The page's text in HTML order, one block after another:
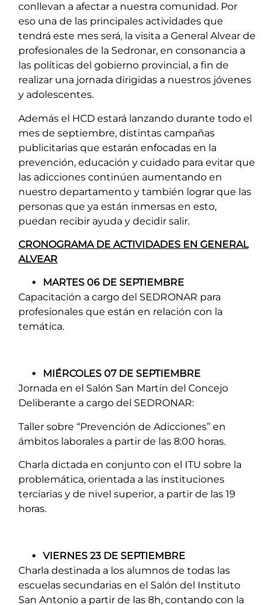
conllevan a afectar a nuestra comunidad. Por
eso una de las principales actividades que
tendrá este mes será, la visita a General Alvear de
profesionales de la Sedronar, en consonancia a
las políticas del gobierno provincial, a fin de
realizar una jornada dirigidas a nuestros jóvenes
y adolescentes.
Además el HCD estará lanzando durante todo el
mes de septiembre, distintas campañas
publicitarias que estarán enfocadas en la
prevención, educación y cuidado para evitar que
las adicciones continúen aumentando en
nuestro departamento y también lograr que las
personas que ya están inmersas en esto,
puedan recibir ayuda y decidir salir.
CRONOGRAMA DE ACTIVIDADES EN GENERAL
ALVEAR
MARTES 06 DE SEPTIEMBRE
Capacitación a cargo del SEDRONAR para
profesionales que están en relación con la
temática.
MIÉRCOLES 07 DE SEPTIEMBRE
Jornada en el Salón San Martín del Concejo
Deliberante a cargo del SEDRONAR:
Taller sobre “Prevención de Adicciones” en
ámbitos laborales a partir de las 8:00 horas.
Charla dictada en conjunto con el ITU sobre la
problemática, orientada a las instituciones
terciarias y de nivel superior, a partir de las 19
horas.
VIERNES 23 DE SEPTIEMBRE
Charla destinada a los alumnos de todas las
escuelas secundarias en el Salón del Instituto
San Antonio a partir de las 8h, contando con la